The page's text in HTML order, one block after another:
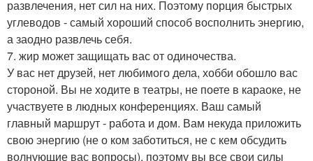
развлечения, нет сил на них. Поэтому порция быстрых
углеводов - самый хороший способ восполнить энергию,
а заодно развлечь себя.
7. жир может защищать вас от одиночества.
У вас нет друзей, нет любимого дела, хобби обошло вас
стороной. Вы не ходите в театры, не поете в караоке, не
участвуете в людных конференциях. Ваш самый
главный маршрут - работа и дом. Вам некуда приложить
свою энергию (не о ком заботиться, не с кем обсудить
волнующие вас вопросы), поэтому вы все свои силы